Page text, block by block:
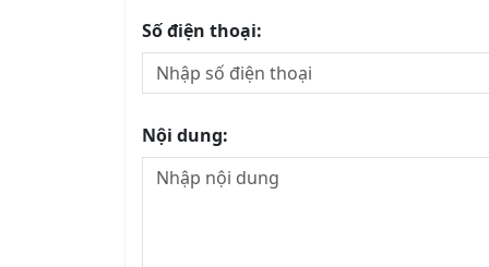
Số điện thoại:
Nội dung: